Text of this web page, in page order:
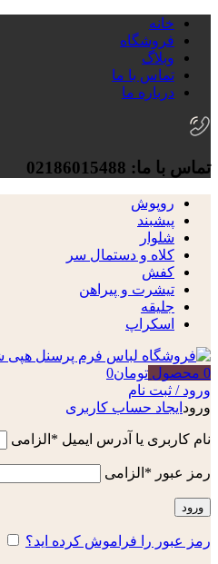
خانه
فروشگاه
وبلاگ
تماس با ما
درباره ما
تماس با ما: 02186015488
روپوش
پیشبند
شلوار
کلاه و دستمال سر
کفش
تیشرت و پیراهن
جلیقه
اسکراپ
0 محصول تومان0
ورود / ثبت نام
ورود ایجاد حساب کاربری
نام کاربری یا آدرس ایمیل * الزامی
رمز عبور * الزامی
ورود
رمز عبور را فراموش کرده اید؟